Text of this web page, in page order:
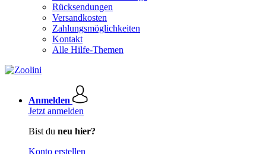
Rücksendungen
Versandkosten
Zahlungsmöglichkeiten
Kontakt
Alle Hilfe-Themen
Anmelden
Jetzt anmelden
Bist du neu hier?
Konto erstellen